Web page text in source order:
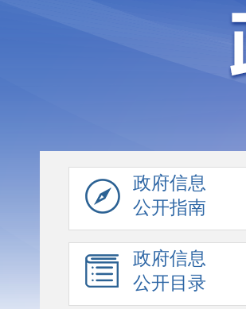
政府信息
公开指南
政府信息
公开目录